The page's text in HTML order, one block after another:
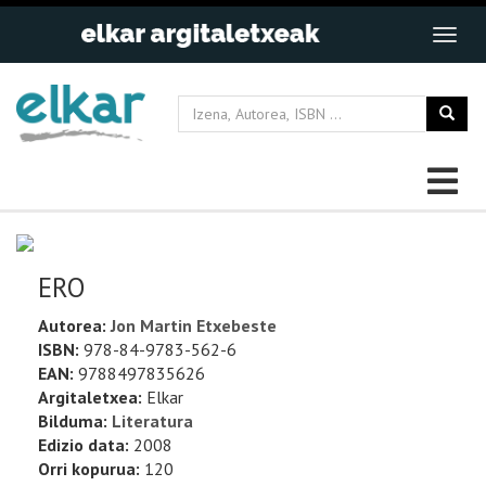
ERO
Autorea:Jon Martin Etxebeste
ISBN: 978-84-9783-562-6
EAN: 9788497835626
Argitaletxea: Elkar
Bilduma: Literatura
Edizio data: 2008
Orri kopurua: 120